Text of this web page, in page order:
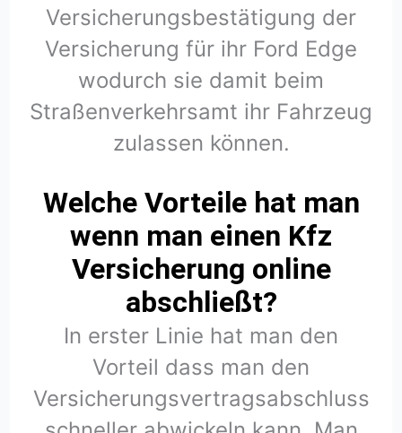
Versicherungsbestätigung der
Versicherung für ihr Ford Edge
wodurch sie damit beim
Straßenverkehrsamt ihr Fahrzeug
zulassen können.
Welche Vorteile hat man
wenn man einen Kfz
Versicherung online
abschließt?
In erster Linie hat man den
Vorteil dass man den
Versicherungsvertragsabschluss